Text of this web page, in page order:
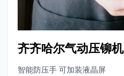
齐齐哈尔气动压铆机
智能防压手 可加装液晶屏